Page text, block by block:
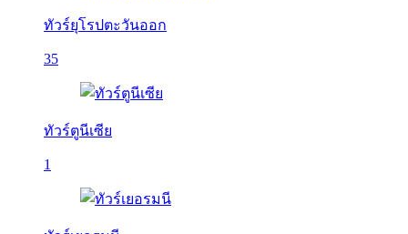
ทัวร์ยุโรปตะวันออก
35
ทัวร์ตูนีเซีย
1